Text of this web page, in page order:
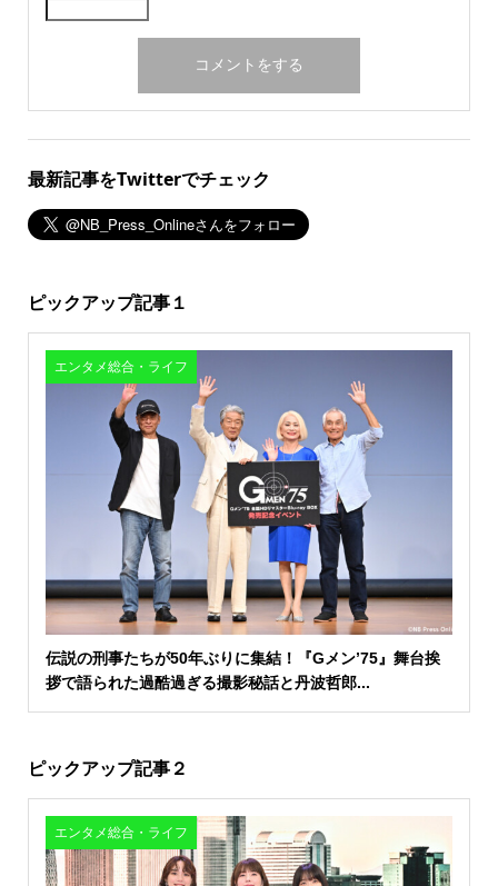
最新記事をTwitterでチェック
ピックアップ記事１
エンタメ総合・ライフ
伝説の刑事たちが50年ぶりに集結！『Gメン’75』舞台挨
拶で語られた過酷過ぎる撮影秘話と丹波哲郎...
ピックアップ記事２
エンタメ総合・ライフ